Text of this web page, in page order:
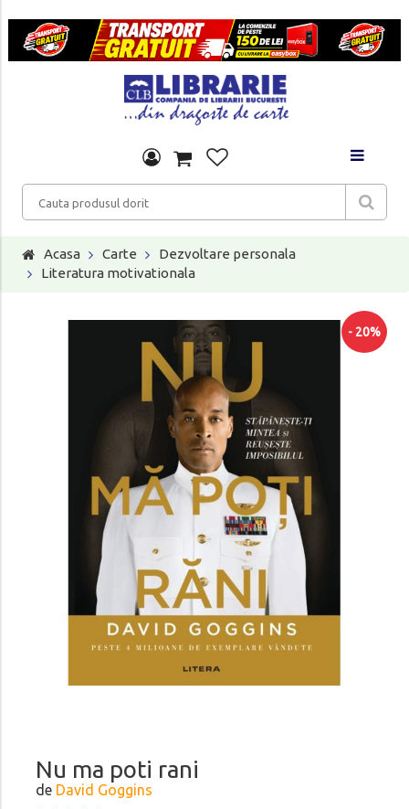
Acasa Carte
Dezvoltare personala
Literatura motivationala
- 20%
Nu ma poti rani
de David Goggins